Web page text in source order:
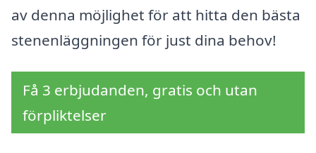
av denna möjlighet för att hitta den bästa
stenenläggningen för just dina behov!
Få 3 erbjudanden, gratis och utan
förpliktelser